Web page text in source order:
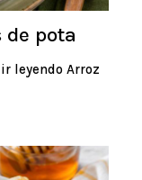
pota
leyendo Arroz